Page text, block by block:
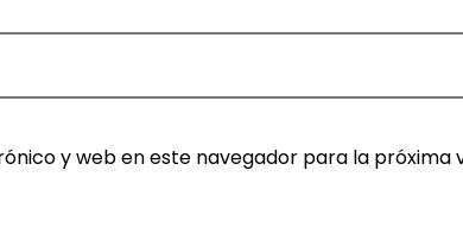
y web en este navegador para la próxima